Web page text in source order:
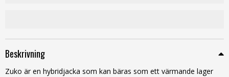
Beskrivning
Zuko är en hybridjacka som kan bäras som ett värmande lager